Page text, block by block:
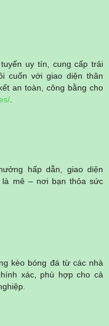
uy tín, cung cấp trải
cuốn với giao diện thân
an toàn, công bằng cho
.
hấp dẫn, giao diện
mê – nơi bạn thỏa sức
kèo bóng đá từ các nhà
xác, phù hợp cho cả